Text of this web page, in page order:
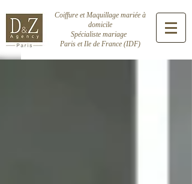
Coiffure et Maquillage mariée à
domicile
Spécialiste mariage
Paris et Ile de France (IDF)